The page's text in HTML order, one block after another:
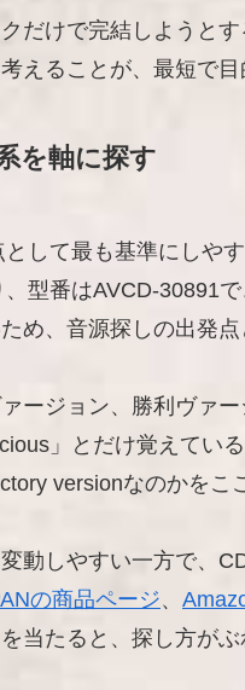
だけで完結しようと
えることが、最短で
を軸に探す
として最も基準にしや
、型番はAVCD-30891
め、音源探しの出発点
ージョン、勝利ヴァ
」とだけ覚えてい
versionなのかをこ
動しやすい一方で、
の商品ページ、
当たると、探し方がぶ